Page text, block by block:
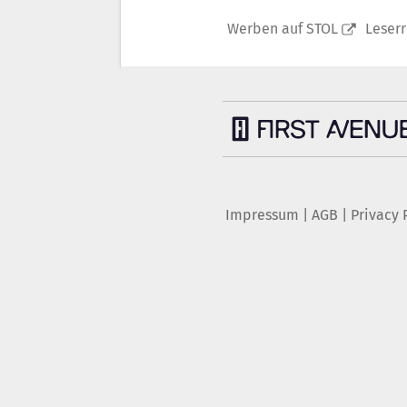
Werben auf STOL
Impressum AGB Privacy